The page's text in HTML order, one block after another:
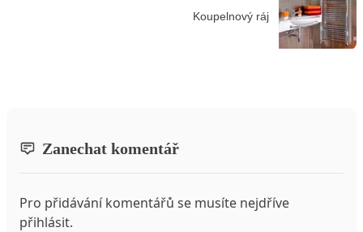
Koupelnový ráj
Zanechat komentář
Pro přidávání komentářů se musíte nejdříve
přihlásit.